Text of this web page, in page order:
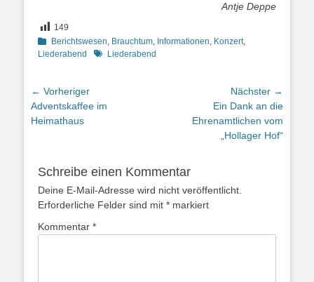
Antje Deppe
149
Kategorien
Berichtswesen, Brauchtum, Informationen, Konzert,
Liederabend
Schlagworte
Liederabend
Beitragsnavigation
← Vorheriger
Vorheriger
Beitrag:
Adventskaffee im
Heimathaus
Nächster →
Ein Dank an die
Ehrenamtlichen vom
„Hollager Hof“
Schreibe einen Kommentar
Deine E-Mail-Adresse wird nicht veröffentlicht.
Erforderliche Felder sind mit * markiert
Kommentar *